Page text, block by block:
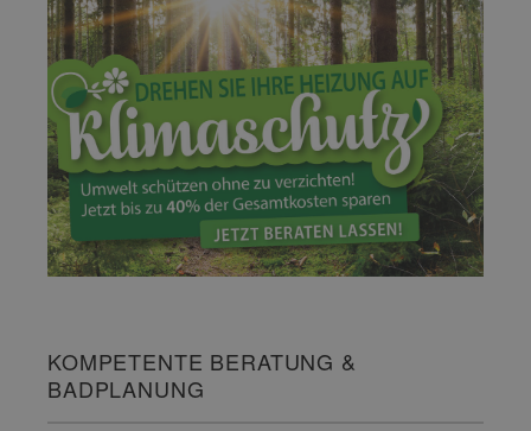
KOMPETENTE BERATUNG &
BADPLANUNG